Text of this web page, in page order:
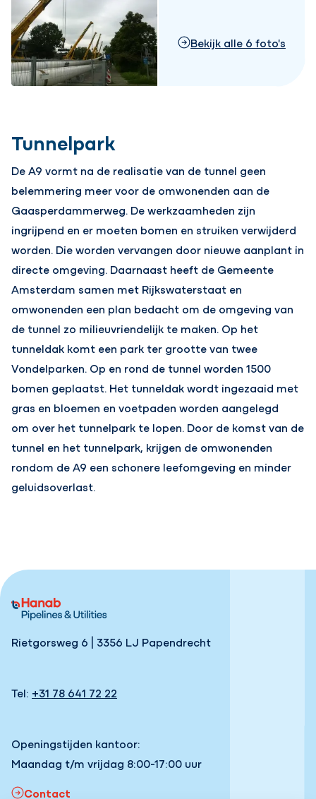
Bekijk alle 6 foto's
Tunnelpark
De A9 vormt na de realisatie van de tunnel geen
belemmering meer voor de omwonenden aan de
Gaasperdammerweg. De werkzaamheden zijn
ingrijpend en er moeten bomen en struiken verwijderd
worden. Die worden vervangen door nieuwe aanplant in
directe omgeving. Daarnaast heeft de Gemeente
Amsterdam samen met Rijkswaterstaat en
omwonenden een plan bedacht om de omgeving van
de tunnel zo milieuvriendelijk te maken. Op het
tunneldak komt een park ter grootte van twee
Vondelparken. Op en rond de tunnel worden 1500
bomen geplaatst. Het tunneldak wordt ingezaaid met
gras en bloemen en voetpaden worden aangelegd
om over het tunnelpark te lopen. Door de komst van de
tunnel en het tunnelpark, krijgen de omwonenden
rondom de A9 een schonere leefomgeving en minder
geluidsoverlast.
Rietgorsweg 6 | 3356 LJ Papendrecht
Tel: +31 78 641 72 22
Openingstijden kantoor:
Maandag t/m vrijdag 8:00-17:00 uur
Contact